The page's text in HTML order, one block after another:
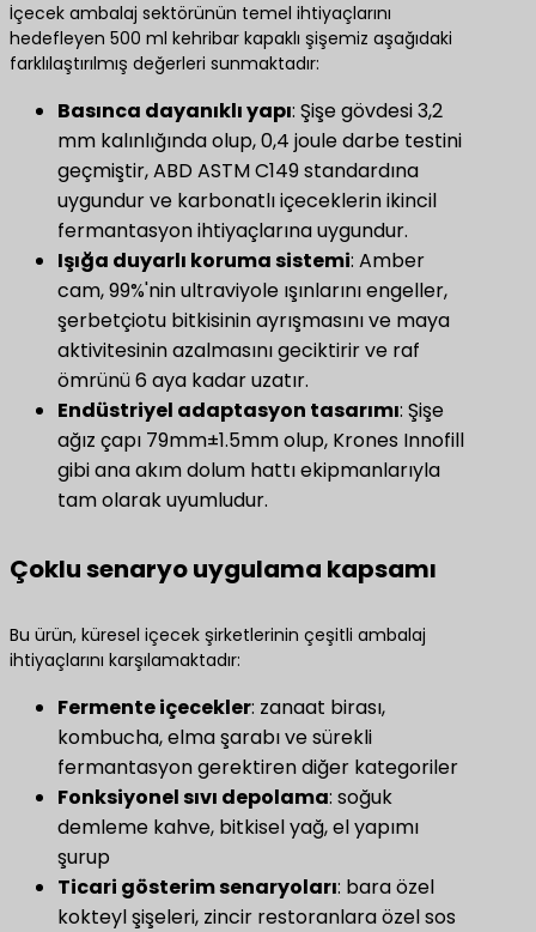
İçecek ambalaj sektörünün temel ihtiyaçlarını
hedefleyen 500 ml kehribar kapaklı şişemiz aşağıdaki
farklılaştırılmış değerleri sunmaktadır:
Basınca dayanıklı yapı: Şişe gövdesi 3,2
mm kalınlığında olup, 0,4 joule darbe testini
geçmiştir, ABD ASTM C149 standardına
uygundur ve karbonatlı içeceklerin ikincil
fermantasyon ihtiyaçlarına uygundur.
​Işığa duyarlı koruma sistemi​: Amber
cam, 99%'nin ultraviyole ışınlarını engeller,
şerbetçiotu bitkisinin ayrışmasını ve maya
aktivitesinin azalmasını geciktirir ve raf
ömrünü 6 aya kadar uzatır.
​Endüstriyel adaptasyon tasarımı​​: Şişe
ağız çapı 79mm±1.5mm olup, Krones Innofill
gibi ana akım dolum hattı ekipmanlarıyla
tam olarak uyumludur.
Çoklu senaryo uygulama kapsamı
Bu ürün, küresel içecek şirketlerinin çeşitli ambalaj
ihtiyaçlarını karşılamaktadır:
Fermente içecekler​: zanaat birası,
kombucha, elma şarabı ve sürekli
fermantasyon gerektiren diğer kategoriler
​Fonksiyonel sıvı depolama​​: soğuk
demleme kahve, bitkisel yağ, el yapımı
şurup
​Ticari gösterim senaryoları​​: bara özel
kokteyl şişeleri, zincir restoranlara özel sos